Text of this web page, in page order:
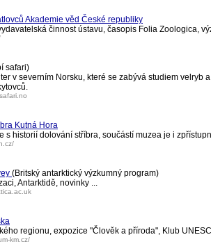
Akademie věd České republiky
činnost ústavu, časopis Folia Zoologica,
safari)
v severním Norsku, které se zabývá studiem velryb
Kutná Hora
s historií dolování stříbra, součástí muzea je i
(Britský antarktický výzkumný program)
Antarktidě, novinky ...
regionu, expozice "Člověk a příroda", Klub
km.cz/